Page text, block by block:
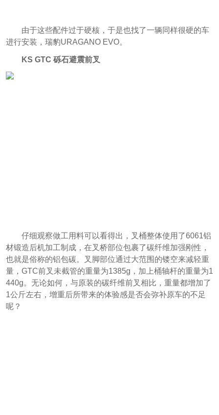
由于这些配件过于硬核，于是也找了一辆同样很硬的车
进行安装，瑞豹URAGANO EVO。
KS GTC 砾石避震前叉
仔细观察做工用料可以看得出，叉桶整体使用了6061铝
材锻造后机加工制成，在叉桥部位包裹了碳纤维加强刚性，
也就是俗称的铝包碳。叉脚部位通过大范围的镂空来减轻重
量，GTC前叉未截管的重量为1385g，加上桶轴杆的重量为1
440g。无论如何，与原装的碳纤维前叉相比，重量都增加了
1公斤左右，增重后所带来的体验感是否会弥补原车的不足
呢？